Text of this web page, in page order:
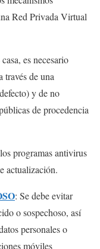
Red Privada Virtual
es necesario
través de una
y de no
de procedencia
programas antivirus
actualización.
: Se debe evitar
o sospechoso, así
personales o
móviles